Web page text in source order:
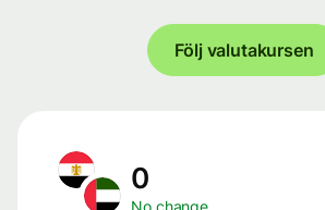
Följ valutakursen
0
No change